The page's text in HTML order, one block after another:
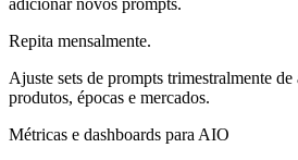
Repita mensalmente.
Ajuste sets de prompts trimestralmente
produtos, épocas e mercados.
Métricas e dashboards para AIO